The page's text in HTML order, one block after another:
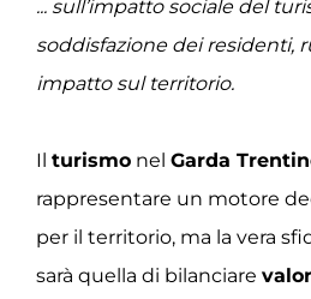
... sull’impatto sociale del
soddisfazione dei residenti,
impatto sul territorio.
Il turismo nel Garda
rappresentare un motore
per il territorio, ma la vera
sarà quella di bilanciare